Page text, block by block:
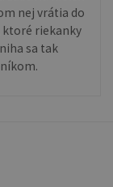
nej vrátia do
ktoré riekanky
sa tak